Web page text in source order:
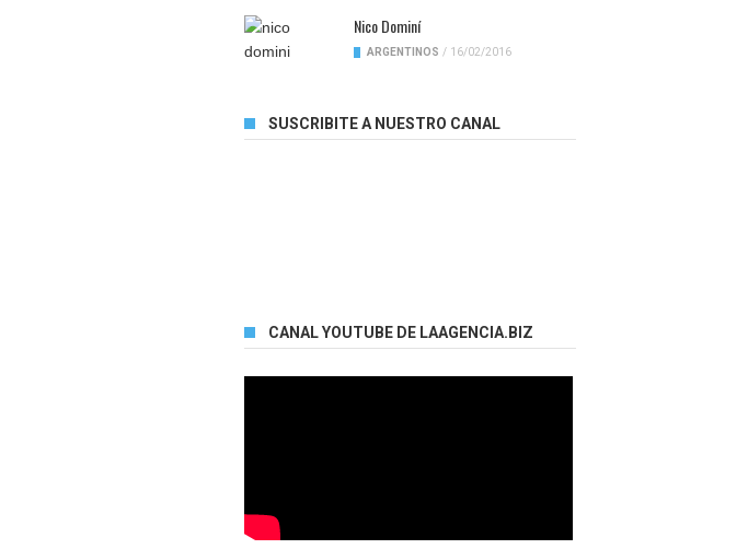
Nico Dominí
ARGENTINOS / 16/02/2016
SUSCRIBITE A NUESTRO CANAL
CANAL YOUTUBE DE LAAGENCIA.BIZ